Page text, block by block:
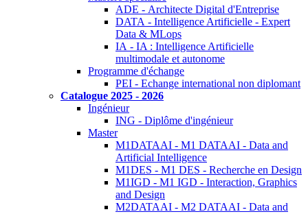
ADE - Architecte Digital d'Entreprise
DATA - Intelligence Artificielle - Expert
Data & MLops
IA - IA : Intelligence Artificielle
multimodale et autonome
Programme d'échange
PEI - Echange international non diplomant
Catalogue 2025 - 2026
Ingénieur
ING - Diplôme d'ingénieur
Master
M1DATAAI - M1 DATAAI - Data and
Artificial Intelligence
M1DES - M1 DES - Recherche en Design
M1IGD - M1 IGD - Interaction, Graphics
and Design
M2DATAAI - M2 DATAAI - Data and